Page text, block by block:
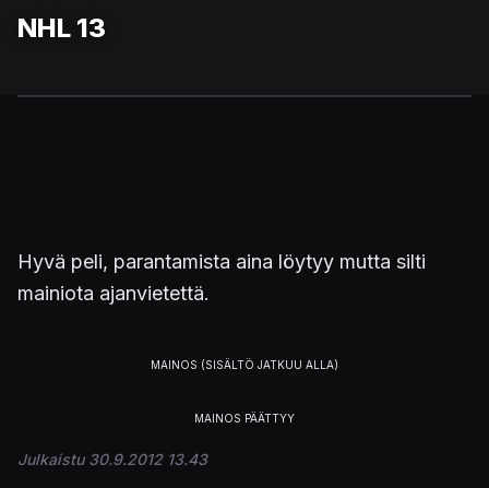
NHL 13
Hyvä peli, parantamista aina löytyy mutta silti
mainiota ajanvietettä.
Julkaistu 30.9.2012 13.43